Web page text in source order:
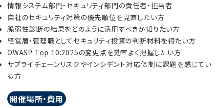
情報システム部門・セキュリティ部門の責任者・担当者
自社のセキュリティ対策の優先順位を見直したい方
脆弱性診断の結果をどのように活用すべきか知りたい方
経営層・管理職としてセキュリティ投資の判断材料を得たい方
OWASP Top 10:2025の変更点を効率よく把握したい方
サプライチェーンリスクやインシデント対応体制に課題を感じてい
る方
開催場所・費用